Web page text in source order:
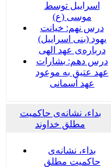
اسراییل توسط
موسی (ع)
درس نهم: خیانت
یهود (بنی اسراییل)
درباره‌ی عهد الهی
درس دهم: بشارات
عهد عتیق به موعود
عهد آسمانی
بداء، نشانه‌ی حاکمیت
مطلق خداوند
بداء، نشانه‌ی
حاکمیت مطلق